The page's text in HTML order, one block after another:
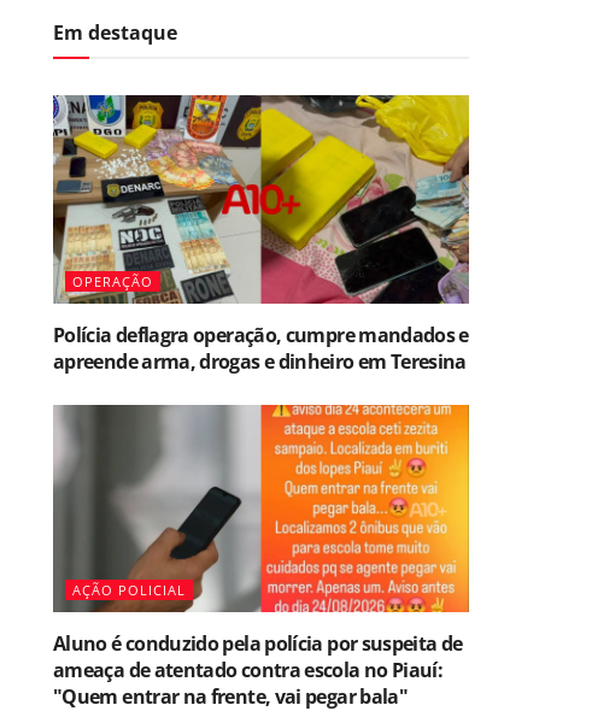
Em destaque
OPERAÇÃO
Polícia deflagra operação, cumpre mandados e
apreende arma, drogas e dinheiro em Teresina
AÇÃO POLICIAL
Aluno é conduzido pela polícia por suspeita de
ameaça de atentado contra escola no Piauí:
"Quem entrar na frente, vai pegar bala"